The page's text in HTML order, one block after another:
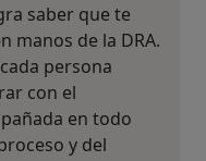
saber que te
manos de la DRA.
persona
con el
en todo
y del